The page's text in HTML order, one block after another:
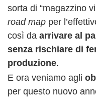
sorta di “magazzino
road map per
così da arrivare al
senza rischiare di
produzione.
E ora veniamo agli
per questo nuovo